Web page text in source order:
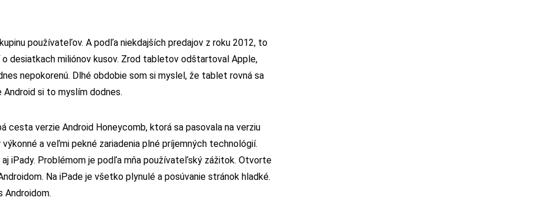
používateľov. A podľa niekdajších predajov z roku 2012, to
desiatkach miliónov kusov. Zrod tabletov odštartoval Apple,
nepokorenú. Dlhé obdobie som si myslel, že tablet rovná sa
si to myslím dodnes.
cesta verzie Android Honeycomb, ktorá sa pasovala na verziu
a veľmi pekné zariadenia plné príjemných technológií.
iPady. Problémom je podľa mňa používateľský zážitok. Otvorte
Na iPade je všetko plynulé a posúvanie stránok hladké.
Androidom.